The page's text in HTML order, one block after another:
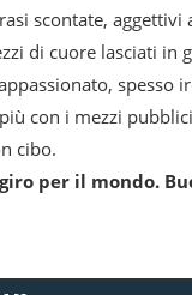
scontate, aggettivi
di cuore lasciati in
spesso
con i mezzi
cibo.
per il mondo.